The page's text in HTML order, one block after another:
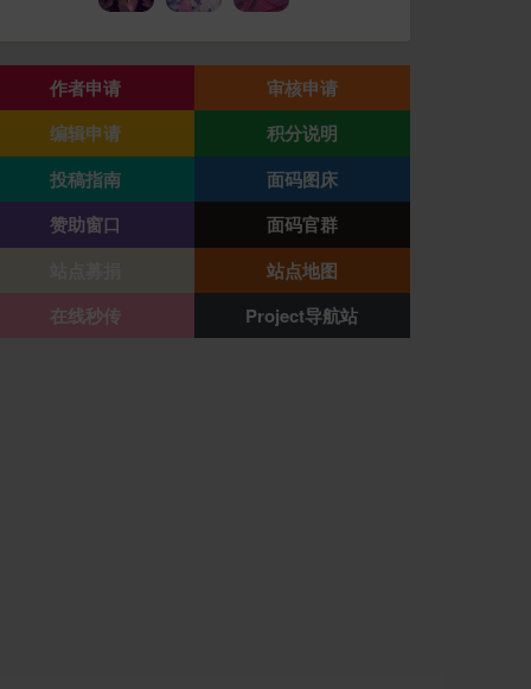
作者申请
审核申请
编辑申请
积分说明
投稿指南
面码图床
赞助窗口
面码官群
站点地图
在线秒传
Project导航站